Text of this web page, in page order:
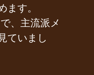
す。
、主流派メ
ていまし